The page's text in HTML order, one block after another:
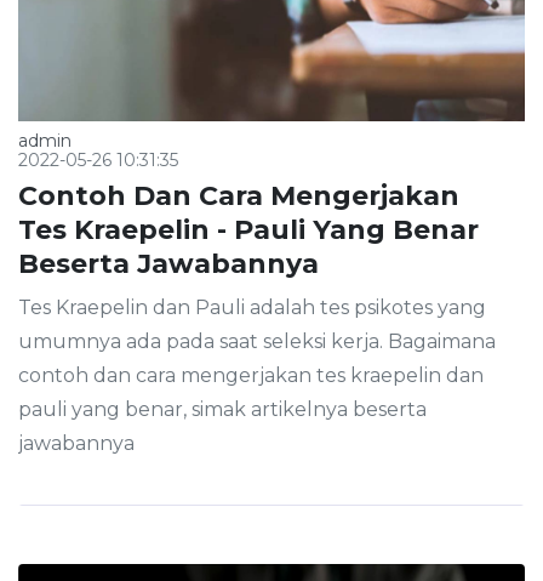
admin
2022-05-26 10:31:35
Contoh Dan Cara Mengerjakan
Tes Kraepelin - Pauli Yang Benar
Beserta Jawabannya
Tes Kraepelin dan Pauli adalah tes psikotes yang
umumnya ada pada saat seleksi kerja. Bagaimana
contoh dan cara mengerjakan tes kraepelin dan
pauli yang benar, simak artikelnya beserta
jawabannya